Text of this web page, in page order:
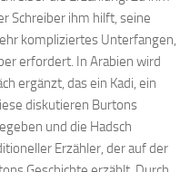
Schreiber ihm hilft, seine
kompliziertes Unterfangen,
erfordert. In Arabien wird
ergänzt, das ein Kadi, ein
diskutieren Burtons
und die Hadsch
Erzähler, der auf der